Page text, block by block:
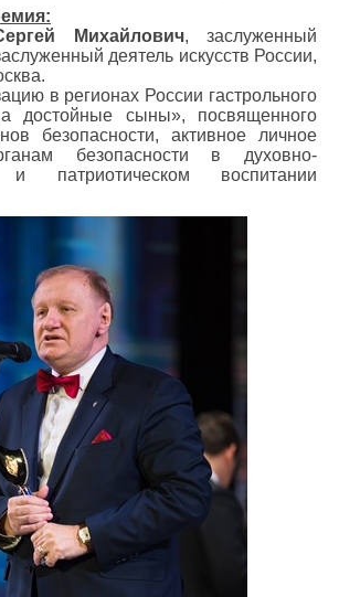
Михайлович, заслуженный
деятель искусств России,
в регионах России гастрольного
достойные сыны», посвященного
безопасности, активное личное
безопасности в духовно-
и патриотическом воспитании